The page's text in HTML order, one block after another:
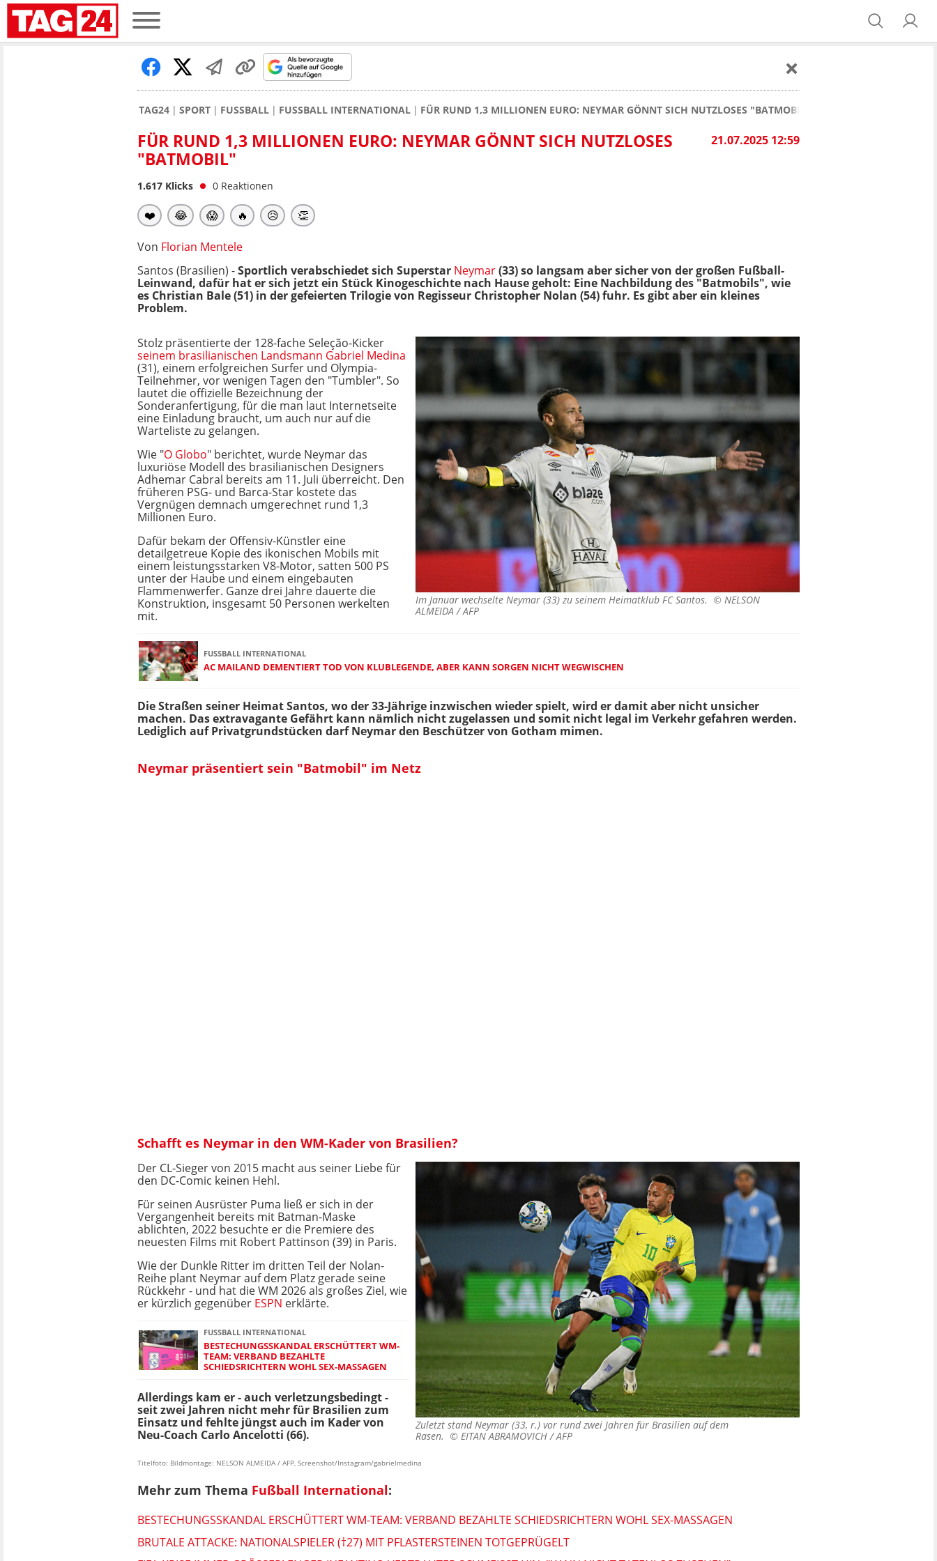
TAG24 SPORT FUSSBALL FUSSBALL INTERNATIONAL FÜR RUND 1,3 MILLIONEN EURO: NEYMAR GÖNNT SICH NUTZLOSES "BATMOBIL"
21.07.2025 12:59
FÜR RUND 1,3 MILLIONEN EURO: NEYMAR GÖNNT SICH NUTZLOSES
"BATMOBIL"
1.617 Klicks 0 Reaktionen
❤️ 😂 😱 🔥 😥 👏
Von Florian Mentele
Santos (Brasilien) -Sportlich verabschiedet sich Superstar Neymar(33) so langsam aber sicher von der großen Fußball-
Leinwand, dafür hat er sich jetzt ein Stück Kinogeschichte nach Hause geholt: Eine Nachbildung des "Batmobils", wie
es Christian Bale (51) in der gefeierten Trilogie von Regisseur Christopher Nolan (54) fuhr. Es gibt aber ein kleines
Problem.
Im Januar wechselte Neymar (33) zu seinem Heimatklub FC Santos. © NELSON
ALMEIDA / AFP
Stolz präsentierte der 128-fache Seleção-Kicker
seinem brasilianischen Landsmann Gabriel Medina
(31), einem erfolgreichen Surfer und Olympia-
Teilnehmer, vor wenigen Tagen den "Tumbler". So
lautet die offizielle Bezeichnung der
Sonderanfertigung, für die man laut Internetseite
eine Einladung braucht, um auch nur auf die
Warteliste zu gelangen.
Wie "O Globo" berichtet, wurde Neymar das
luxuriöse Modell des brasilianischen Designers
Adhemar Cabral bereits am 11. Juli überreicht. Den
früheren PSG- und Barca-Star kostete das
Vergnügen demnach umgerechnet rund 1,3
Millionen Euro.
Dafür bekam der Offensiv-Künstler eine
detailgetreue Kopie des ikonischen Mobils mit
einem leistungsstarken V8-Motor, satten 500 PS
unter der Haube und einem eingebauten
Flammenwerfer. Ganze drei Jahre dauerte die
Konstruktion, insgesamt 50 Personen werkelten
mit.
FUSSBALL INTERNATIONAL
AC MAILAND DEMENTIERT TOD VON KLUBLEGENDE, ABER KANN SORGEN NICHT WEGWISCHEN
Die Straßen seiner Heimat Santos, wo der 33-Jährige inzwischen wieder spielt, wird er damit aber nicht unsicher
machen. Das extravagante Gefährt kann nämlich nicht zugelassen und somit nicht legal im Verkehr gefahren werden.
Lediglich auf Privatgrundstücken darf Neymar den Beschützer von Gotham mimen.
Neymar präsentiert sein "Batmobil" im Netz
Schafft es Neymar in den WM-Kader von Brasilien?
Zuletzt stand Neymar (33, r.) vor rund zwei Jahren für Brasilien auf dem
Rasen. © EITAN ABRAMOVICH / AFP
Der CL-Sieger von 2015 macht aus seiner Liebe für
den DC-Comic keinen Hehl.
Für seinen Ausrüster Puma ließ er sich in der
Vergangenheit bereits mit Batman-Maske
ablichten, 2022 besuchte er die Premiere des
neuesten Films mit Robert Pattinson (39) in Paris.
Wie der Dunkle Ritter im dritten Teil der Nolan-
Reihe plant Neymar auf dem Platz gerade seine
Rückkehr - und hat die WM 2026 als großes Ziel, wie
er kürzlich gegenüber ESPN erklärte.
FUSSBALL INTERNATIONAL
BESTECHUNGSSKANDAL ERSCHÜTTERT WM-
TEAM: VERBAND BEZAHLTE
SCHIEDSRICHTERN WOHL SEX-MASSAGEN
Allerdings kam er - auch verletzungsbedingt -
seit zwei Jahren nicht mehr für Brasilien zum
Einsatz und fehlte jüngst auch im Kader von
Neu-Coach Carlo Ancelotti (66).
Titelfoto: Bildmontage: NELSON ALMEIDA / AFP, Screenshot/Instagram/gabrielmedina
Mehr zum Thema Fußball International:
BESTECHUNGSSKANDAL ERSCHÜTTERT WM-TEAM: VERBAND BEZAHLTE SCHIEDSRICHTERN WOHL SEX-MASSAGEN
BRUTALE ATTACKE: NATIONALSPIELER (†27) MIT PFLASTERSTEINEN TOTGEPRÜGELT